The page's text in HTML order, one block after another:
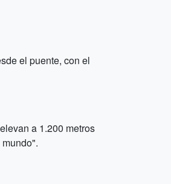
el puente, con el
a 1.200 metros